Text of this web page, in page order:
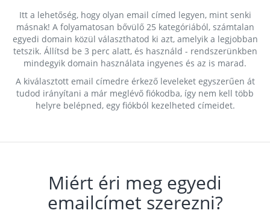
Itt a lehetőség, hogy olyan email címed legyen, mint senki
másnak! A folyamatosan bővülő 25 kategóriából, számtalan
egyedi domain közül választhatod ki azt, amelyik a legjobban
tetszik. Állítsd be 3 perc alatt, és használd - rendszerünkben
mindegyik domain használata ingyenes és az is marad.
A kiválasztott email címedre érkező leveleket egyszerűen át
tudod irányítani a már meglévő fiókodba, így nem kell több
helyre belépned, egy fiókból kezelheted címeidet.
Miért éri meg egyedi
emailcímet szerezni?